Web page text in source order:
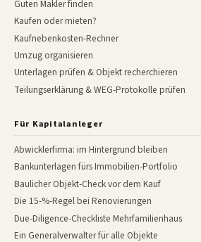
Guten Makler finden
Kaufen oder mieten?
Kaufnebenkosten-Rechner
Umzug organisieren
Unterlagen prüfen & Objekt recherchieren
Teilungserklärung & WEG-Protokolle prüfen
Für Kapitalanleger
Abwicklerfirma: im Hintergrund bleiben
Bankunterlagen fürs Immobilien-Portfolio
Baulicher Objekt-Check vor dem Kauf
Die 15-%-Regel bei Renovierungen
Due-Diligence-Checkliste Mehrfamilienhaus
Ein Generalverwalter für alle Objekte